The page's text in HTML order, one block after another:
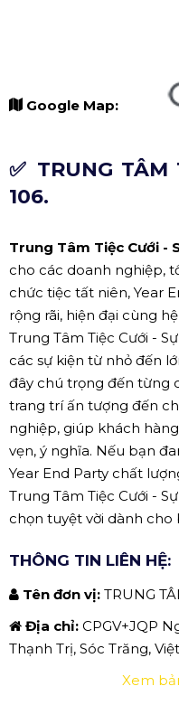
Google Map:
✅ TRUNG TÂM
106.
Trung Tâm Tiệc Cưới -
cho các doanh nghiệp,
chức tiệc tất niên, Year
rộng rãi, hiện đại cùng
Trung Tâm Tiệc Cưới -
các sự kiện từ nhỏ đến
đây chú trọng đến từng
trang trí ấn tượng đến
nghiệp, giúp khách
vẹn, ý nghĩa. Nếu bạn
Year End Party chất
Trung Tâm Tiệc Cưới -
chọn tuyệt vời dành cho
THÔNG TIN LIÊN HỆ:
Tên đơn vị: TRUNG
Địa chỉ: CPGV+JQP
Thạnh Trị, Sóc Trăng,
Xem